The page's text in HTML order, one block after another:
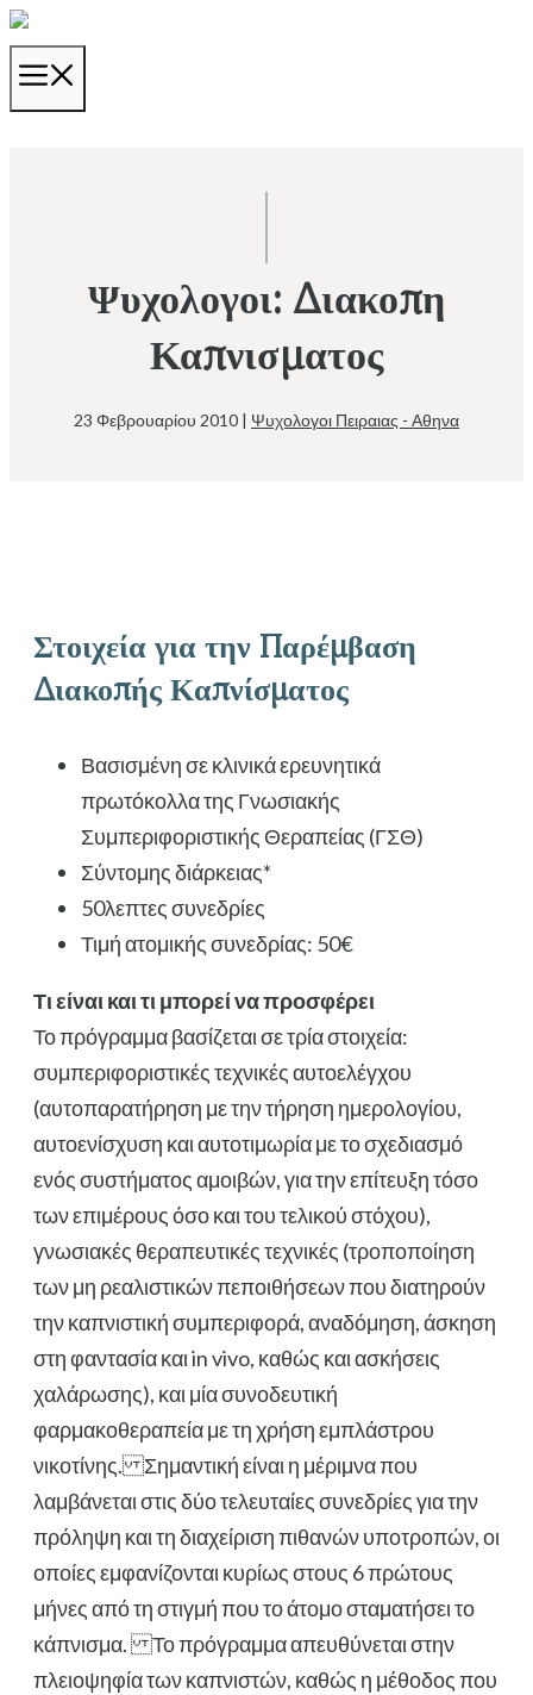
Μετάβαση
σε
Ψυχολογοι: Διακοπη
Καπνισματος
23 Φεβρουαρίου 2010 | Ψυχολογοι Πειραιας - Αθηνα
Στοιχεία για την Παρέμβαση
Διακοπής Καπνίσματος
Βασισμένη σε κλινικά ερευνητικά
πρωτόκολλα της Γνωσιακής
Συμπεριφοριστικής Θεραπείας (ΓΣΘ)
Σύντομης διάρκειας*
50λεπτες συνεδρίες
Τιμή ατομικής συνεδρίας: 50€
Τι είναι και τι μπορεί να προσφέρει
Το πρόγραμμα βασίζεται σε τρία στοιχεία:
συμπεριφοριστικές τεχνικές αυτοελέγχου
(αυτοπαρατήρηση με την τήρηση ημερολογίου,
αυτοενίσχυση και αυτοτιμωρία με το σχεδιασμό
ενός συστήματος αμοιβών, για την επίτευξη τόσο
των επιμέρους όσο και του τελικού στόχου),
γνωσιακές θεραπευτικές τεχνικές (τροποποίηση
των μη ρεαλιστικών πεποιθήσεων που διατηρούν
την καπνιστική συμπεριφορά, αναδόμηση, άσκηση
στη φαντασία και in vivo, καθώς και ασκήσεις
χαλάρωσης), και μία συνοδευτική
φαρμακοθεραπεία με τη χρήση εμπλάστρου
νικοτίνης. Σημαντική είναι η μέριμνα που
λαμβάνεται στις δύο τελευταίες συνεδρίες για την
πρόληψη και τη διαχείριση πιθανών υποτροπών, οι
οποίες εμφανίζονται κυρίως στους 6 πρώτους
μήνες από τη στιγμή που το άτομο σταματήσει το
κάπνισμα. Το πρόγραμμα απευθύνεται στην
πλειοψηφία των καπνιστών, καθώς η μέθοδος που